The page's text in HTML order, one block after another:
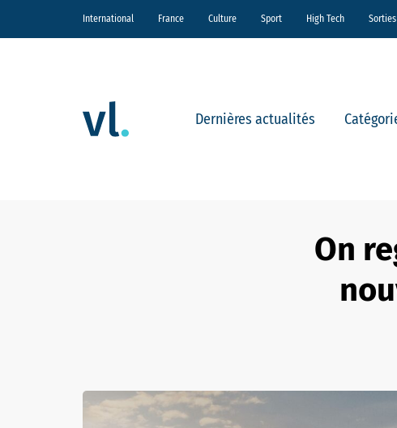
International France Culture Sport High Tech Sorties
Dernières actualités
On